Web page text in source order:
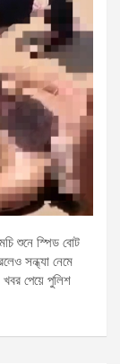
শুনে স্পিড বোট
সন্ধ্যা নেমে
পেয়ে পুলিশ